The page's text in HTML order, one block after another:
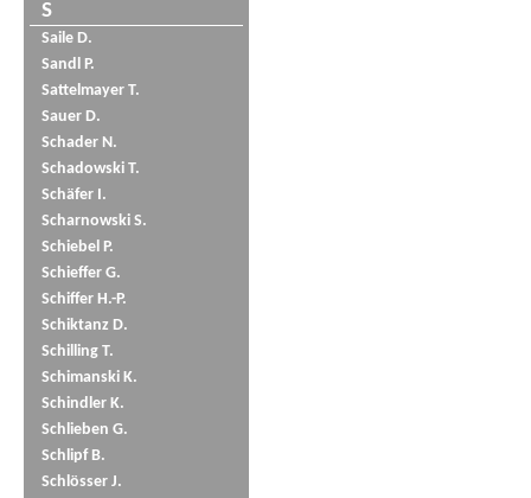
S
Saile D.
Sandl P.
Sattelmayer T.
Sauer D.
Schader N.
Schadowski T.
Schäfer I.
Scharnowski S.
Schiebel P.
Schieffer G.
Schiffer H.-P.
Schiktanz D.
Schilling T.
Schimanski K.
Schindler K.
Schlieben G.
Schlipf B.
Schlösser J.